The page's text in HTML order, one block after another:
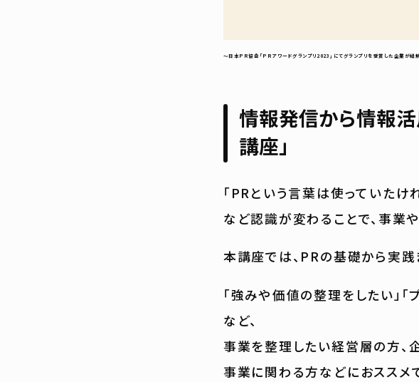
～日本PR協会「PRアワードグランプリ2023」にてグランプリを受賞した企業が紐
情報発信から情報活
講座」
「PRという言葉は使っていたけ
など認識が変わることで、事業
本講座では、PRの基礎から実
「強みや価値の整理をしたい」「
など、
事業を整理したい経営層の方、
事業に関わる方などにおススメ